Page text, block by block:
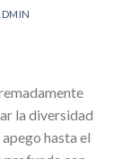
la diversidad
hasta el